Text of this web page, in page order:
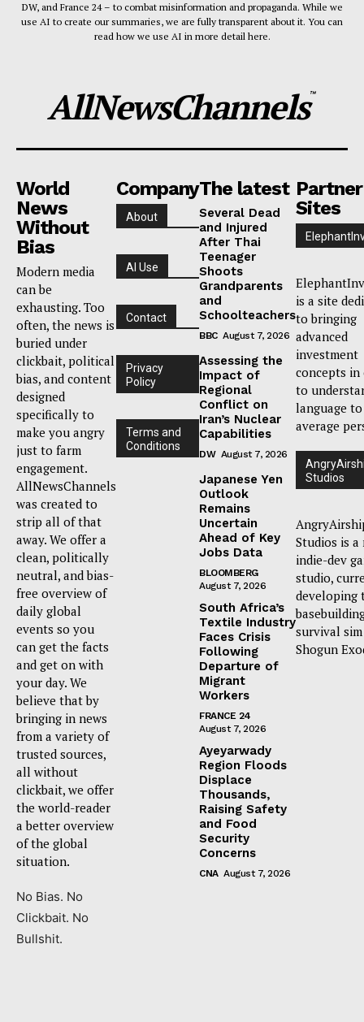
DW, and France 24 – to combat misinformation and propaganda. While we
use AI to create our summaries, we are fully transparent about it. You can
read how we use AI in more detail here.
AllNewsChannels™
World
News
Without
Bias
Modern media
can be
exhausting. Too
often, the news is
buried under
clickbait, political
bias, and content
designed
specifically to
make you angry
just to farm
engagement.
AllNewsChannels
was created to
strip all of that
away. We offer a
clean, politically
neutral, and bias-
free overview of
daily global
events so you
can get the facts
and get on with
your day. We
believe that by
bringing in news
from a variety of
trusted sources,
all without
clickbait, we offer
the world-reader
a better overview
of the global
situation.
No Bias. No
Clickbait. No
Bullshit.
Company
About
AI Use
Contact
Privacy
Policy
Terms and
Conditions
The latest
Several Dead
and Injured
After Thai
Teenager
Shoots
Grandparents
and
Schoolteachers
BBC August 7, 2026
Assessing the
Impact of
Regional
Conflict on
Iran’s Nuclear
Capabilities
DW August 7, 2026
Japanese Yen
Outlook
Remains
Uncertain
Ahead of Key
Jobs Data
BLOOMBERG
August 7, 2026
South Africa’s
Textile Industry
Faces Crisis
Following
Departure of
Migrant
Workers
FRANCE 24
August 7, 2026
Ayeyarwady
Region Floods
Displace
Thousands,
Raising Safety
and Food
Security
Concerns
CNA August 7, 2026
Partner
Sites
is a site
to bringing
advanced
investment
concepts in
to
language
average
Studios
Studios is a
indie-dev
studio,
developing
survival sim
Shogun